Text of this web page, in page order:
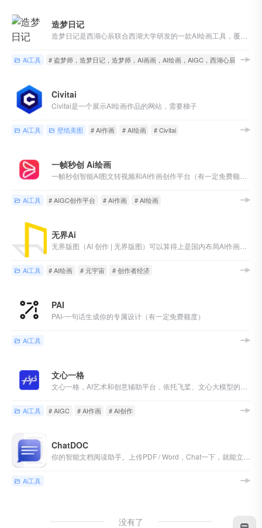
造梦日记
Ai工具 # 盗梦师，造梦日记，造梦师，AI画画，AI绘画，AIGC，西湖心辰，头像
Civitai
Civitai是一个展示AI绘画作品的网站，需要梯子
Ai工具 壁纸美图 # AI作画 # AI绘画 # Civitai
一帧秒创 Ai绘画
Ai工具 # AIGC创作平台 # AI作画 # AI绘画
无界Ai
Ai工具 # AI绘画 # 元宇宙 # 创作者经济
PAI
PAI-一句话生成你的专属设计（有一定免费额度）
Ai工具
文心一格
Ai工具 # AIGC # AI作画 # AI创作
ChatDOC
Ai工具
没有了